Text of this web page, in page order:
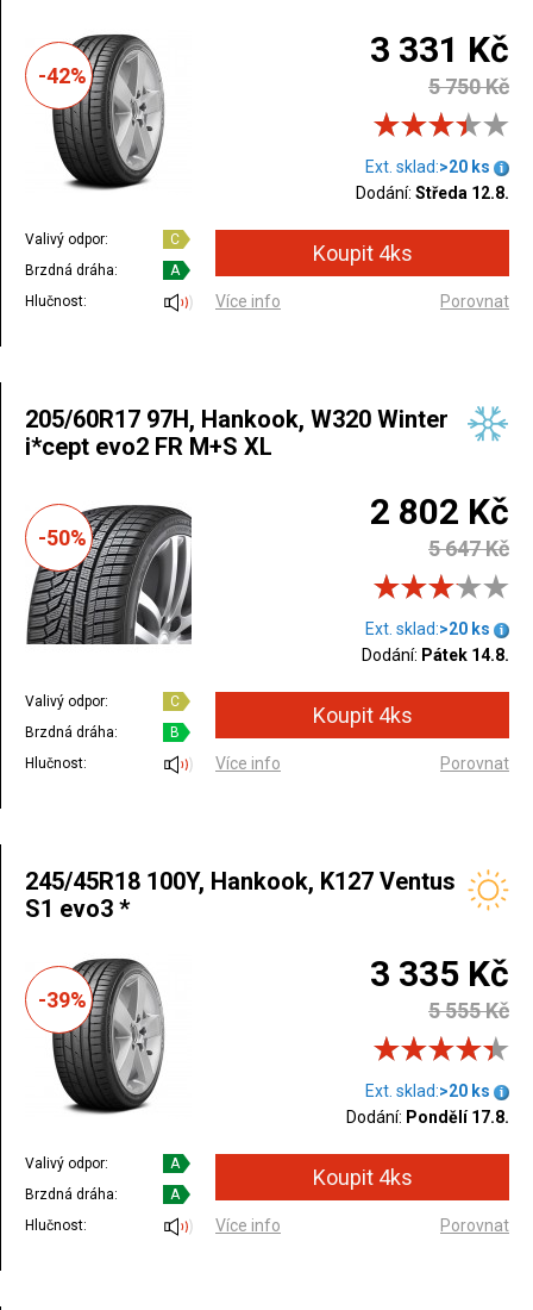
-42%
3 331 Kč
5 750 Kč
Ext. sklad:>20 ks
Dodání: Středa 12.8.
Valivý odpor:
C
Brzdná dráha:
A
Hlučnost:
Více info Porovnat
205/60R17 97H, Hankook, W320 Winter
i*cept evo2 FR M+S XL
-50%
2 802 Kč
5 647 Kč
Ext. sklad:>20 ks
Dodání: Pátek 14.8.
Valivý odpor:
C
Brzdná dráha:
B
Hlučnost:
Více info Porovnat
245/45R18 100Y, Hankook, K127 Ventus
S1 evo3 *
-39%
3 335 Kč
5 555 Kč
Ext. sklad:>20 ks
Dodání: Pondělí 17.8.
Valivý odpor:
A
Brzdná dráha:
A
Hlučnost:
Více info Porovnat